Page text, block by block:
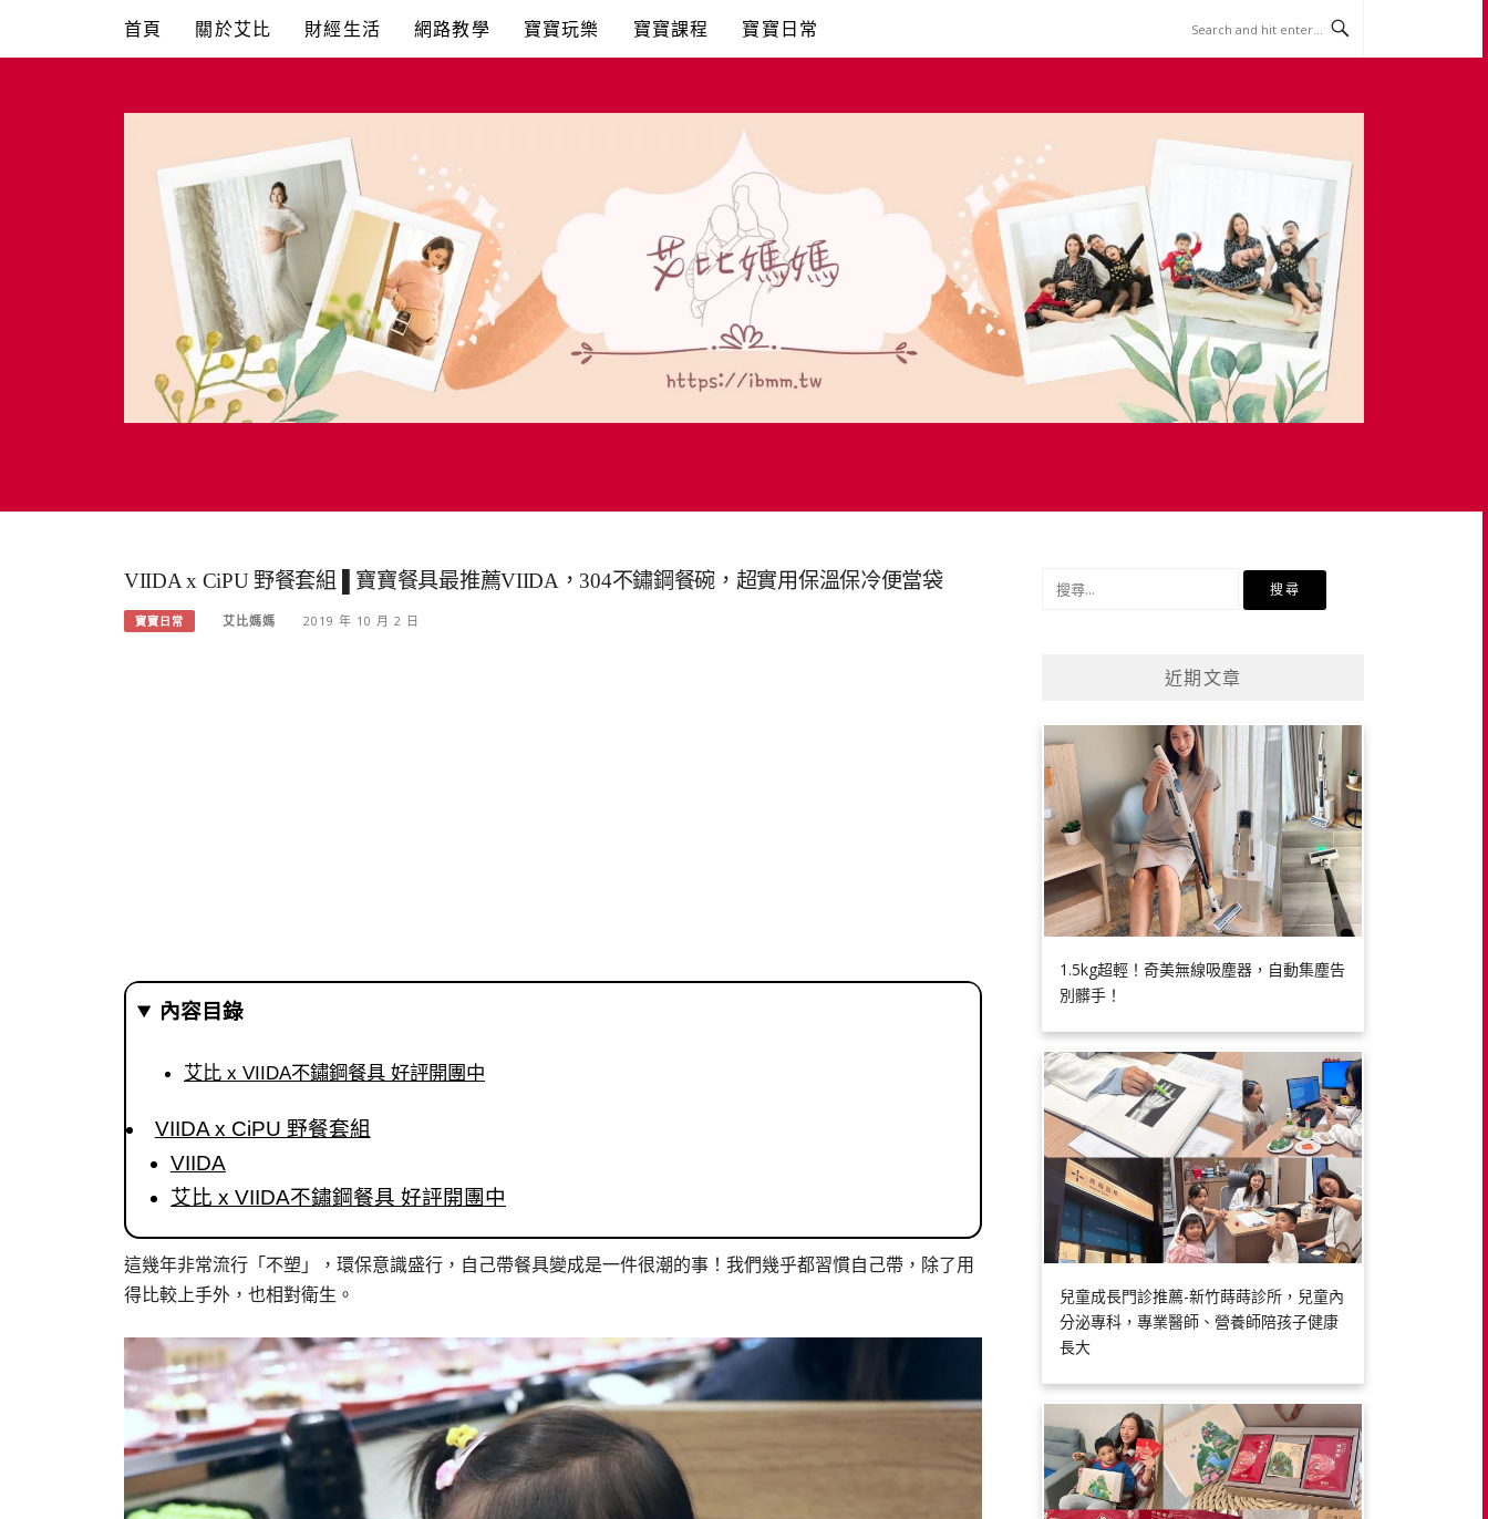
content
首頁 關於艾比 財經生活 網路教學 寶寶玩樂 寶寶課程 寶寶日常
艾比媽媽
VIIDA x CiPU 野餐套組 ▌寶寶餐具最推薦VIIDA，304不鏽鋼餐碗，超實用保溫保冷便當袋
寶寶日常 艾比媽媽 2019 年 10 月 2 日
內容目錄
艾比 x VIIDA不鏽鋼餐具 好評開團中
VIIDA x CiPU 野餐套組
VIIDA
艾比 x VIIDA不鏽鋼餐具 好評開團中
這幾年非常流行「不塑」，環保意識盛行，自己帶餐具變成是一件很潮的事！我們幾乎都習慣自己帶，除了用
得比較上手外，也相對衛生。
近期文章
1.5kg超輕！奇美無線吸塵器，自動集塵告
別髒手！
兒童成長門診推薦-新竹蒔蒔診所，兒童內
分泌專科，專業醫師、營養師陪孩子健康
長大